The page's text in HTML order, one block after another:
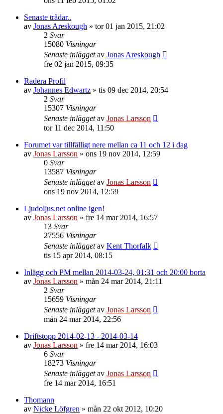
Senaste trådar..
av Jonas Areskough » tor 01 jan 2015, 21:02
2 Svar
15080 Visningar
Senaste inläggetav Jonas Areskough
fre 02 jan 2015, 09:35
Radera Profil
av Johannes Edwartz » tis 09 dec 2014, 20:54
2 Svar
15307 Visningar
Senaste inläggetav Jonas Larsson
tor 11 dec 2014, 11:50
Forumet var tillfälligt nere mellan ca 11 och 12 i dag
av Jonas Larsson » ons 19 nov 2014, 12:59
0 Svar
13587 Visningar
Senaste inläggetav Jonas Larsson
ons 19 nov 2014, 12:59
Ljudoljus.net online igen!
av Jonas Larsson » fre 14 mar 2014, 16:57
13 Svar
27556 Visningar
Senaste inläggetav Kent Thorfalk
tis 15 apr 2014, 08:15
Inlägg och PM mellan 2014-03-24, 01:31 och 20:00 borta
av Jonas Larsson » mån 24 mar 2014, 21:11
2 Svar
15659 Visningar
Senaste inläggetav Jonas Larsson
mån 24 mar 2014, 22:56
Driftstopp 2014-02-13 - 2014-03-14
av Jonas Larsson » fre 14 mar 2014, 16:03
6 Svar
18273 Visningar
Senaste inläggetav Jonas Larsson
fre 14 mar 2014, 16:51
Thomann
av Nicke Löfgren » mån 22 okt 2012, 10:20